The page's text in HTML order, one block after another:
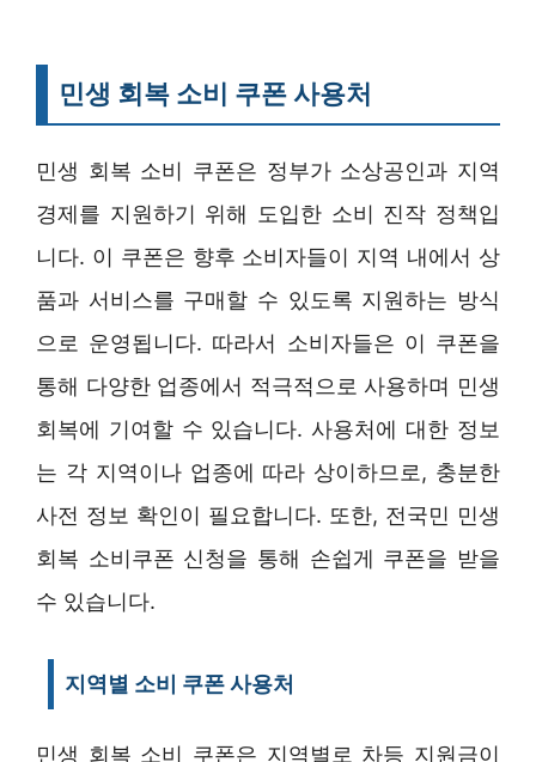
민생 회복 소비 쿠폰 사용처
민생 회복 소비 쿠폰은 정부가 소상공인과 지역
경제를 지원하기 위해 도입한 소비 진작 정책입
니다. 이 쿠폰은 향후 소비자들이 지역 내에서 상
품과 서비스를 구매할 수 있도록 지원하는 방식
으로 운영됩니다. 따라서 소비자들은 이 쿠폰을
통해 다양한 업종에서 적극적으로 사용하며 민생
회복에 기여할 수 있습니다. 사용처에 대한 정보
는 각 지역이나 업종에 따라 상이하므로, 충분한
사전 정보 확인이 필요합니다. 또한, 전국민 민생
회복 소비쿠폰 신청을 통해 손쉽게 쿠폰을 받을
수 있습니다.
지역별 소비 쿠폰 사용처
민생 회복 소비 쿠폰은 지역별로 차등 지원금이